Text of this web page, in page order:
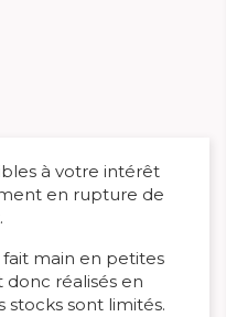
à votre intérêt
en rupture de
fait main en petites
donc réalisés en
stocks sont limités.